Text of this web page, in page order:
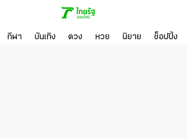
กีฬา บันเทิง ดวง หวย นิยาย ช็อปปิ้ง